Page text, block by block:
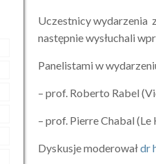
Uczestnicy wydarzenia
następnie wysłuchali
Panelistami w
– prof. Roberto Rabel
– prof. Pierre Chabal
Dyskusje moderowałdr